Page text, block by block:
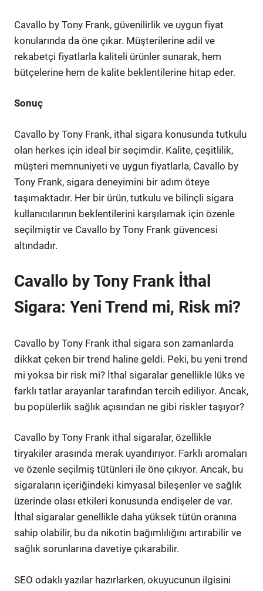
Cavallo by Tony Frank, güvenilirlik ve uygun fiyat
konularında da öne çıkar. Müşterilerine adil ve
rekabetçi fiyatlarla kaliteli ürünler sunarak, hem
bütçelerine hem de kalite beklentilerine hitap eder.
Sonuç
Cavallo by Tony Frank, ithal sigara konusunda tutkulu
olan herkes için ideal bir seçimdir. Kalite, çeşitlilik,
müşteri memnuniyeti ve uygun fiyatlarla, Cavallo by
Tony Frank, sigara deneyimini bir adım öteye
taşımaktadır. Her bir ürün, tutkulu ve bilinçli sigara
kullanıcılarının beklentilerini karşılamak için özenle
seçilmiştir ve Cavallo by Tony Frank güvencesi
altındadır.
Cavallo by Tony Frank İthal
Sigara: Yeni Trend mi, Risk mi?
Cavallo by Tony Frank ithal sigara son zamanlarda
dikkat çeken bir trend haline geldi. Peki, bu yeni trend
mi yoksa bir risk mi? İthal sigaralar genellikle lüks ve
farklı tatlar arayanlar tarafından tercih ediliyor. Ancak,
bu popülerlik sağlık açısından ne gibi riskler taşıyor?
Cavallo by Tony Frank ithal sigaralar, özellikle
tiryakiler arasında merak uyandırıyor. Farklı aromaları
ve özenle seçilmiş tütünleri ile öne çıkıyor. Ancak, bu
sigaraların içeriğindeki kimyasal bileşenler ve sağlık
üzerinde olası etkileri konusunda endişeler de var.
İthal sigaralar genellikle daha yüksek tütün oranına
sahip olabilir, bu da nikotin bağımlılığını artırabilir ve
sağlık sorunlarına davetiye çıkarabilir.
SEO odaklı yazılar hazırlarken, okuyucunun ilgisini